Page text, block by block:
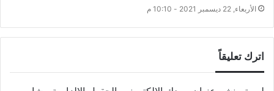
الأربعاء, 22 ديسمبر 2021 - 10:10 م
اترك تعليقاً